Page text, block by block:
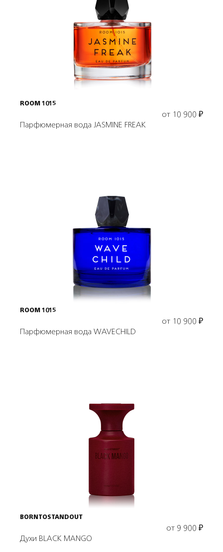
Выбрать объем
ROOM 1015
от 10 900 ₽
Парфюмерная вода JASMINE FREAK
Выбрать объем
ROOM 1015
от 10 900 ₽
Парфюмерная вода WAVECHILD
Выбрать объем
BORNTOSTANDOUT
от 9 900 ₽
Духи BLACK MANGO